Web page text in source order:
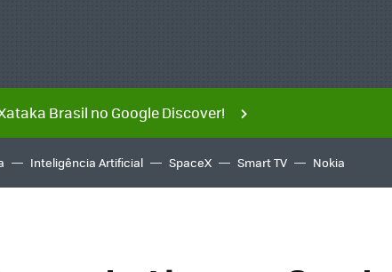
Brasil no Google Discover!
Inteligência Artificial SpaceX Smart TV Nokia